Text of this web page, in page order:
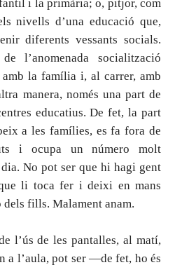
i la primària; o, pitjor, com
nivells d’una educació que,
diferents vessants socials.
l’anomenada socialització
la família i, al carrer, amb
manera, només una part de
educatius. De fet, la part
a les famílies, es fa fora de
i ocupa un número molt
No pot ser que hi hagi gent
li toca fer i deixi en mans
dels fills. Malament anam.
l’ús de les pantalles, al matí,
a l’aula, pot ser —de fet, ho és